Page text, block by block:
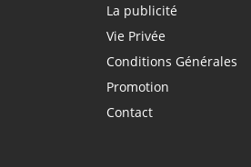
La publicité
Vie Privée
Conditions Générales
Promotion
Contact